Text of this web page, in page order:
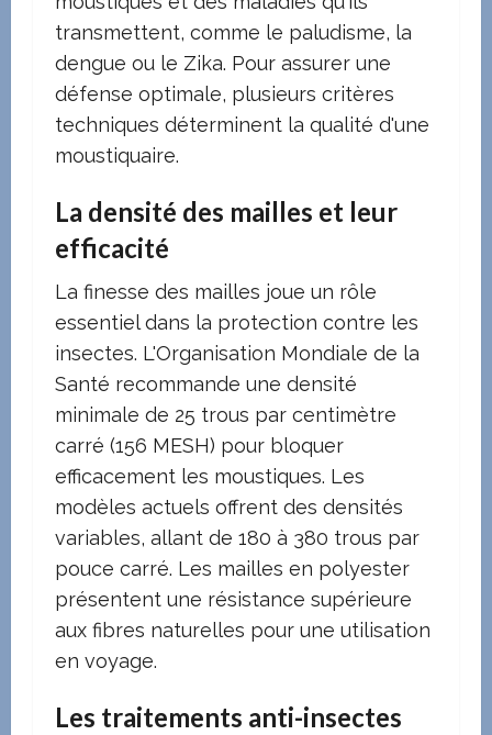
transmettent, comme le paludisme, la
dengue ou le Zika. Pour assurer une
défense optimale, plusieurs critères
techniques déterminent la qualité d'une
moustiquaire.
La densité des mailles et leur
efficacité
La finesse des mailles joue un rôle
essentiel dans la protection contre les
insectes. L'Organisation Mondiale de la
Santé recommande une densité
minimale de 25 trous par centimètre
carré (156 MESH) pour bloquer
efficacement les moustiques. Les
modèles actuels offrent des densités
variables, allant de 180 à 380 trous par
pouce carré. Les mailles en polyester
présentent une résistance supérieure
aux fibres naturelles pour une utilisation
en voyage.
Les traitements anti-insectes